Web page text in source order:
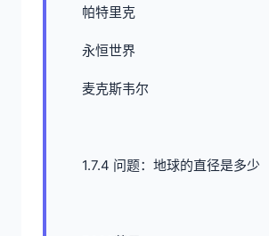
帕特里克
永恒世界
麦克斯韦尔
1.7.4 问题：地球的直径是多少